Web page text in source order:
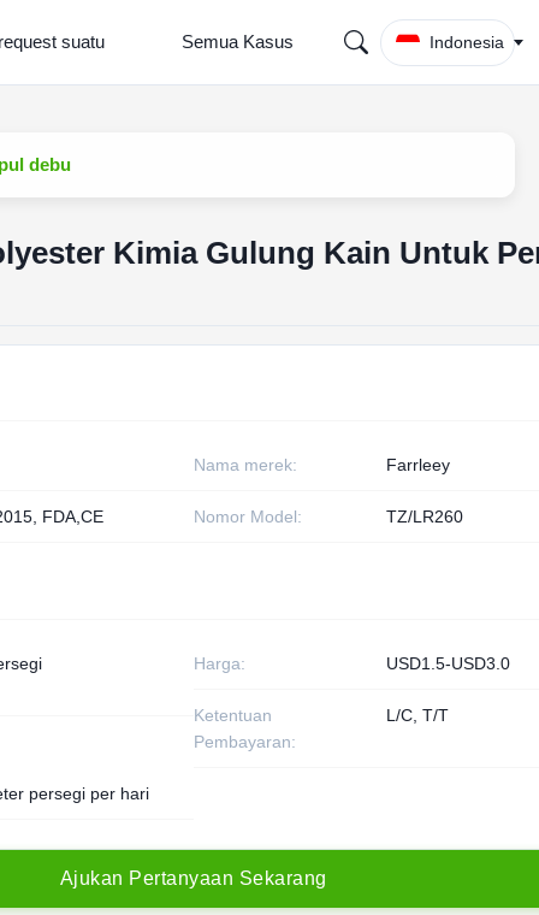
suatu Semua Kasus Indonesia
debu
Kimia Gulung Kain Untuk
Nama merek: Farrleey
FDA,CE Nomor Model: TZ/LR260
Harga: USD1.5-USD3.0
Ketentuan
Pembayaran:
L/C, T/T
persegi per hari
Ajukan Pertanyaan Sekarang